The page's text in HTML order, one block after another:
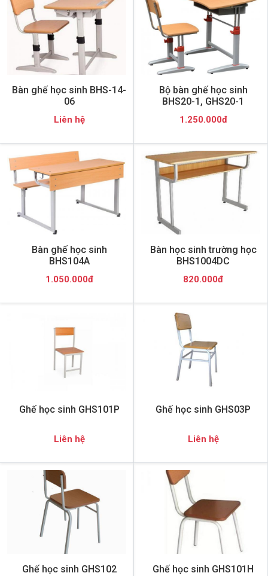
Bàn ghế học sinh BHS-14-
06
Liên hệ
Bộ bàn ghế học sinh
BHS20-1, GHS20-1
1.250.000đ
Bàn ghế học sinh
BHS104A
1.050.000đ
Bàn học sinh trường học
BHS1004DC
820.000đ
Ghế học sinh GHS101P
Liên hệ
Ghế học sinh GHS03P
Liên hệ
Ghế học sinh GHS102 Ghế học sinh GHS101H